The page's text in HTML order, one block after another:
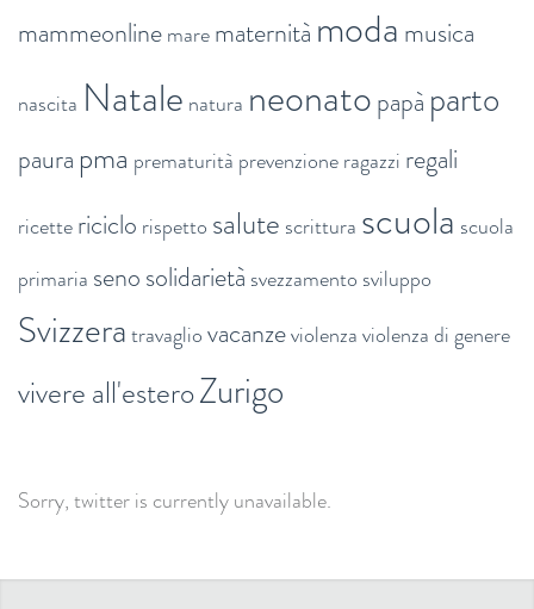
mammeonlinemarematernità moda musica
nascita Natale natura neonatopapà parto
paura pma prematurità prevenzioneragazzi regali
ricettericiclo rispetto salute scrittura scuola scuola
primaria senosolidarietà svezzamento sviluppo
Svizzeratravagliovacanzeviolenzaviolenza di genere
vivere all'esteroZurigo
Sorry, twitter is currently unavailable.